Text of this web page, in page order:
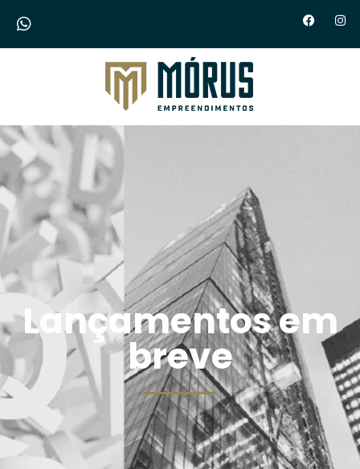
Morus Empreendimentos
Lançamentos em
breve